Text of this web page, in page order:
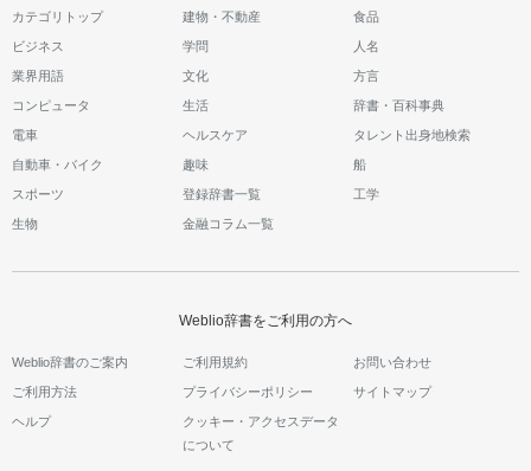
カテゴリトップ 建物・不動産 食品
ビジネス 学問 人名
業界用語 文化 方言
コンピュータ 生活 辞書・百科事典
電車 ヘルスケア タレント出身地検索
自動車・バイク 趣味 船
スポーツ 登録辞書一覧 工学
生物 金融コラム一覧
Weblio辞書をご利用の方へ
Weblio辞書のご案内 ご利用規約 お問い合わせ
ご利用方法 プライバシーポリシー サイトマップ
ヘルプ
クッキー・アクセスデータ
について